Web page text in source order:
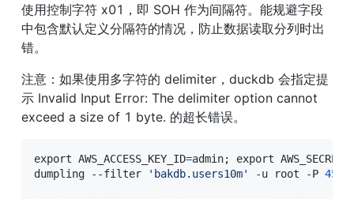
使用控制字符 x01，即 SOH 作为间隔符。能规避字段
中包含默认定义分隔符的情况，防止数据读取分列时出
错。
注意：如果使用多字符的 delimiter，duckdb 会指定提
示 Invalid Input Error: The delimiter option cannot
exceed a size of 1 byte. 的超长错误。
export AWS_ACCESS_KEY_ID=admin; export
dumpling --filter
'bakdb.users10m' -u root -P 4500